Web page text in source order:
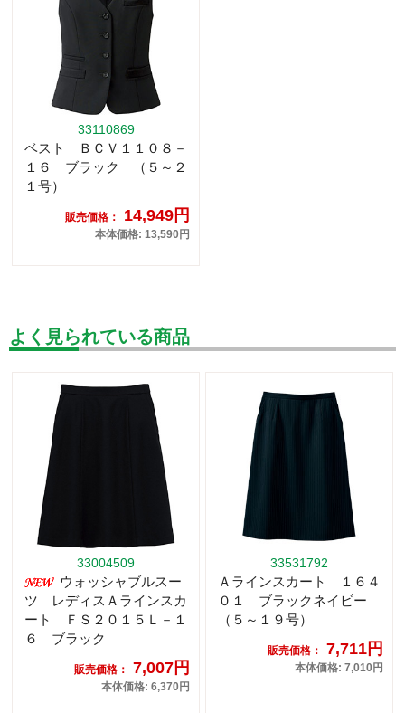
33110869
ベスト ＢＣＶ１１０８－
１６ ブラック （５～２
１号）
販売価格： 14,949円
本体価格: 13,590円
よく見られている商品
33004509
ウォッシャブルスー
ツ レディスＡラインスカ
ート ＦＳ２０１５Ｌ－１
６ ブラック
販売価格： 7,007円
本体価格: 6,370円
33531792
Ａラインスカート １６４
０１ ブラックネイビー
（５～１９号）
販売価格： 7,711円
本体価格: 7,010円